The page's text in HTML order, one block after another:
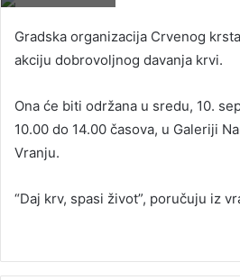
Gradska organizacija Crvenog
akciju dobrovoljnog davanja krvi.
Ona će biti održana u sredu, 10.
10.00 do 14.00 časova, u Galeriji
Vranju.
“Daj krv, spasi život”, poručuju iz